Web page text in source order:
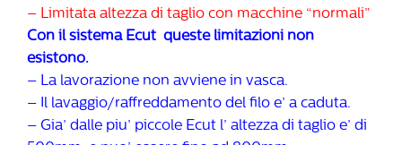
– Limitata altezza di taglio con macchine “normali”
Con il sistema Ecut queste limitazioni non
esistono.
– La lavorazione non avviene in vasca.
– Il lavaggio/raffreddamento del filo e’ a caduta.
– Gia’ dalle piu’ piccole Ecut l’ altezza di taglio e’ di